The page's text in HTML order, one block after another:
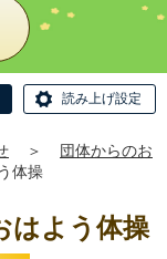
読み上げ設定
＞
団体からのお
体操
よう体操